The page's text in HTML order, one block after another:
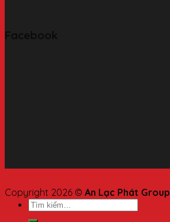
Copyright 2026 © An Lạc Phát Group